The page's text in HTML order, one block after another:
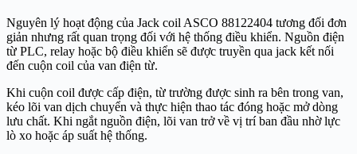
Nguyên lý hoạt động của Jack coil ASCO 88122404 tương đối đơn
giản nhưng rất quan trọng đối với hệ thống điều khiển. Nguồn điện
từ PLC, relay hoặc bộ điều khiển sẽ được truyền qua jack kết nối
đến cuộn coil của van điện từ.
Khi cuộn coil được cấp điện, từ trường được sinh ra bên trong van,
kéo lõi van dịch chuyển và thực hiện thao tác đóng hoặc mở dòng
lưu chất. Khi ngắt nguồn điện, lõi van trở về vị trí ban đầu nhờ lực
lò xo hoặc áp suất hệ thống.